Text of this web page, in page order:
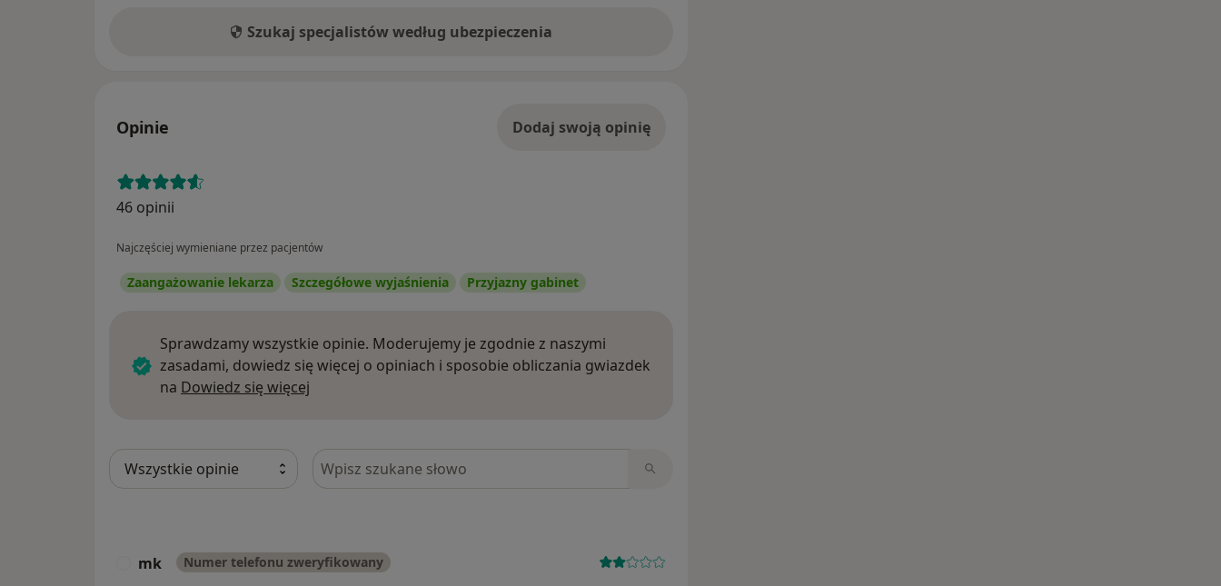
Szukaj specjalistów według ubezpieczenia
Opinie Dodaj swoją opinię
46 opinii
Najczęściej wymieniane przez pacjentów
Zaangażowanie lekarza Szczegółowe wyjaśnienia Przyjazny gabinet
Sprawdzamy wszystkie opinie. Moderujemy je zgodnie z naszymi
zasadami, dowiedz się więcej o opiniach i sposobie obliczania gwiazdek
na Dowiedz się więcej
Szukaj w opiniach
mk Numer telefonu zweryfikowany